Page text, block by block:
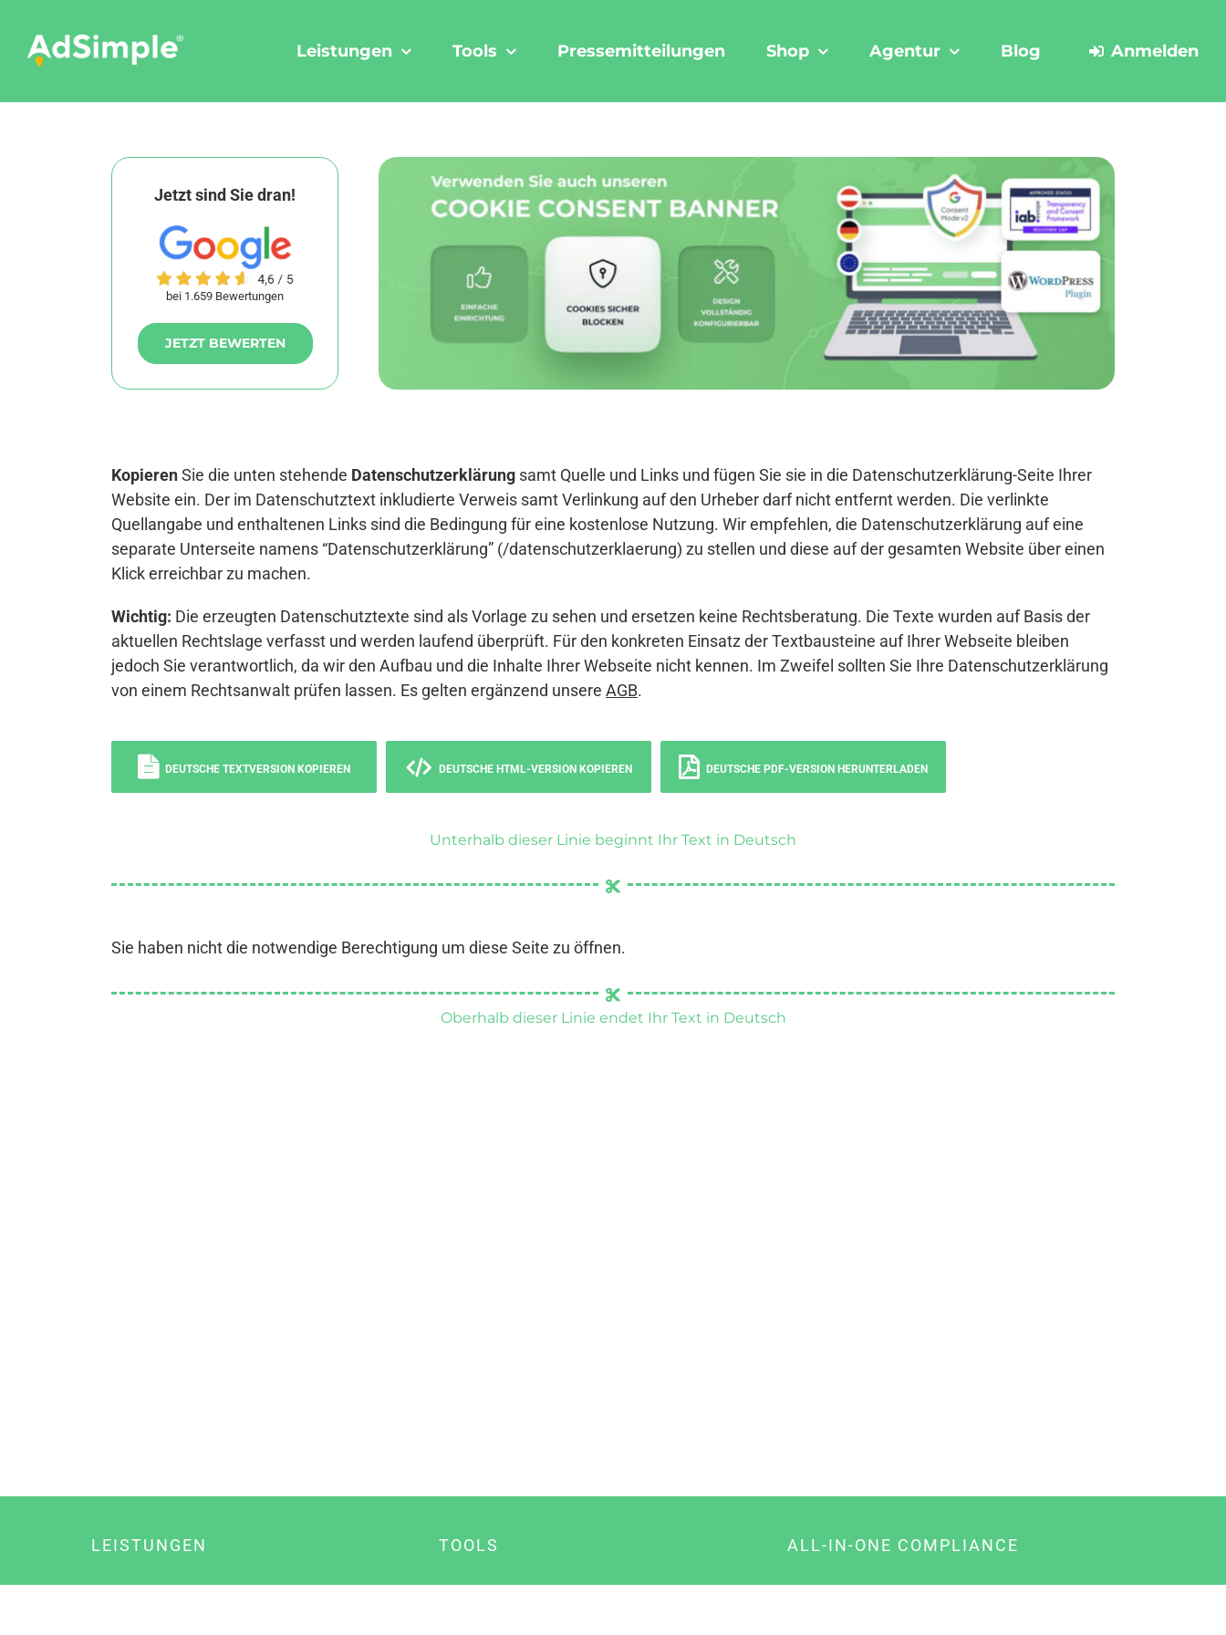
content
Leistungen Tools Pressemitteilungen Shop Agentur Blog Anmelden
Jetzt sind Sie dran!
bei 1.659 Bewertungen
JETZT BEWERTEN
KopierenSie die unten stehende Datenschutzerklärung samt Quelle und Links und fügen Sie sie in die Datenschutzerklärung-Seite Ihrer
Website ein. Der im Datenschutztext inkludierte Verweis samt Verlinkung auf den Urheber darf nicht entfernt werden. Die verlinkte
Quellangabe und enthaltenen Links sind die Bedingung für eine kostenlose Nutzung. Wir empfehlen, die Datenschutzerklärung auf eine
separate Unterseite namens “Datenschutzerklärung” (/datenschutzerklaerung) zu stellen und diese auf der gesamten Website über einen
Klick erreichbar zu machen.
Wichtig: Die erzeugten Datenschutztexte sind als Vorlage zu sehen und ersetzen keine Rechtsberatung. Die Texte wurden auf Basis der
aktuellen Rechtslage verfasst und werden laufend überprüft. Für den konkreten Einsatz der Textbausteine auf Ihrer Webseite bleiben
jedoch Sie verantwortlich, da wir den Aufbau und die Inhalte Ihrer Webseite nicht kennen. Im Zweifel sollten Sie Ihre Datenschutzerklärung
von einem Rechtsanwalt prüfen lassen. Es gelten ergänzend unsere AGB.
DEUTSCHE TEXTVERSION KOPIEREN DEUTSCHE HTML-VERSION KOPIEREN DEUTSCHE PDF-VERSION HERUNTERLADEN
Unterhalb dieser Linie beginnt Ihr Text in Deutsch
Sie haben nicht die notwendige Berechtigung um diese Seite zu öffnen.
Oberhalb dieser Linie endet Ihr Text in Deutsch
LEISTUNGEN TOOLS ALL-IN-ONE COMPLIANCE